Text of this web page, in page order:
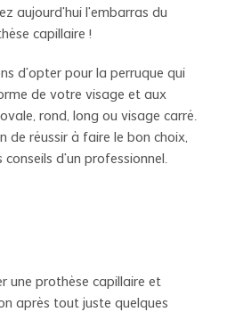
aujourd’hui l’embarras du
capillaire !
d’opter pour la perruque qui
de votre visage et aux
rond, long ou visage carré.
de réussir à faire le bon choix,
d’un professionnel.
une prothèse capillaire et
après tout juste quelques